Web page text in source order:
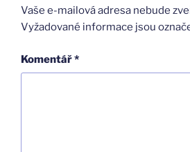
Vaše e-mailová adresa nebude
Vyžadované informace jsou
Komentář*